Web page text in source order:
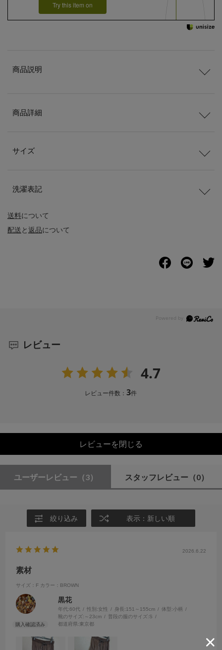
Try this item on
送料について
配送と返品について
商品説明
商品詳細
サイズ
洗濯表記
レビュー
4.7
レビュー件数：3件
レビューを閉じる
ユーザーレビュー （3） スタッフレビュー （0）
絞り込み 表示：新しい順
2026.6.22
素材
サイズ：F カラー：BROWN
黒花
年代:60代 性別:女性 身長:151～155cm 体型:小柄
靴のサイズ: ～23cm 普段の服のサイズ:S
都道府県:東京都